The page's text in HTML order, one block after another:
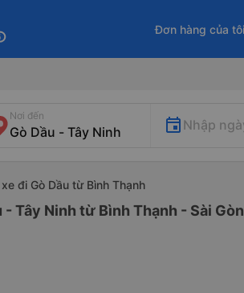
Đơn hàng của tôi
Nơi đến
Nhập
xe đi Gò Dầu từ Bình Thạnh
- Tây Ninh từ Bình Thạnh - Sài